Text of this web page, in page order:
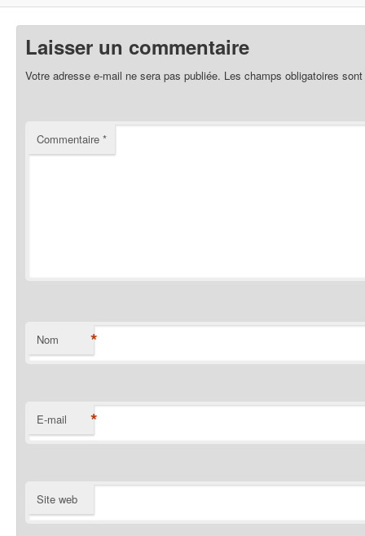
Laisser un commentaire
Votre adresse e-mail ne sera pas publiée. Les champs obligatoires
Commentaire *
Nom *
E-mail *
Site web